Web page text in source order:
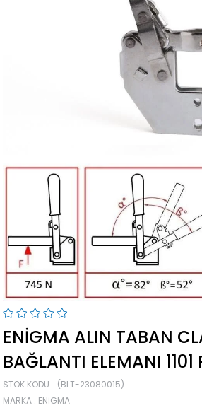
ENIGMA ALIN TABAN
BAĞLANTI ELEMANI 1101
STOK KODU
(BLT-23080015)
MARKA : ENIGMA